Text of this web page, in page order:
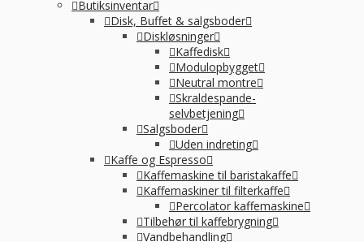
Butiksinventar
Disk, Buffet & salgsboder
Diskløsninger
Kaffedisk
Modulopbygget
Neutral montre
Skraldespande-
selvbetjening
Salgsboder
Uden indreting
Kaffe og Espresso
Kaffemaskine til baristakaffe
Kaffemaskiner til filterkaffe
Percolator kaffemaskine
Tilbehør til kaffebrygning
Vandbehandling